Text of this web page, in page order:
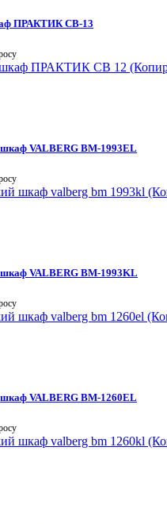
ПРАКТИК СВ-13
шкаф VALBERG BM-1993EL
шкаф VALBERG BM-1993KL
шкаф VALBERG BM-1260EL